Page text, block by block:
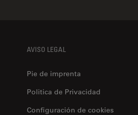
AVISO LEGAL
Pie de imprenta
Politica de Privacidad
Configuración de cookies